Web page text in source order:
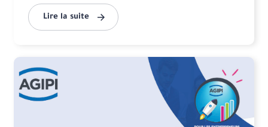
Lire la suite